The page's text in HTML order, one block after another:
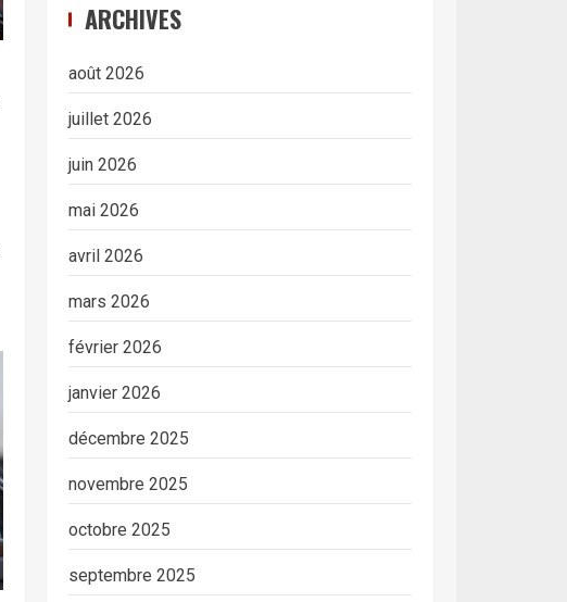
ARCHIVES
août 2026
juillet 2026
juin 2026
mai 2026
avril 2026
mars 2026
février 2026
janvier 2026
décembre 2025
novembre 2025
octobre 2025
septembre 2025